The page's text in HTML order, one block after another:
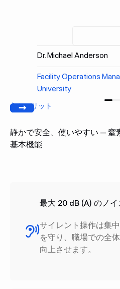
Dr. Michael Anderson
Facility Operations
University
前へ
[次へ]
主なメリット
静かで安全、使いやすい — 窒
基本機能
最大 20 dB (A) のノ
サイレント操作は集
を守り、職場での全
向上させます。